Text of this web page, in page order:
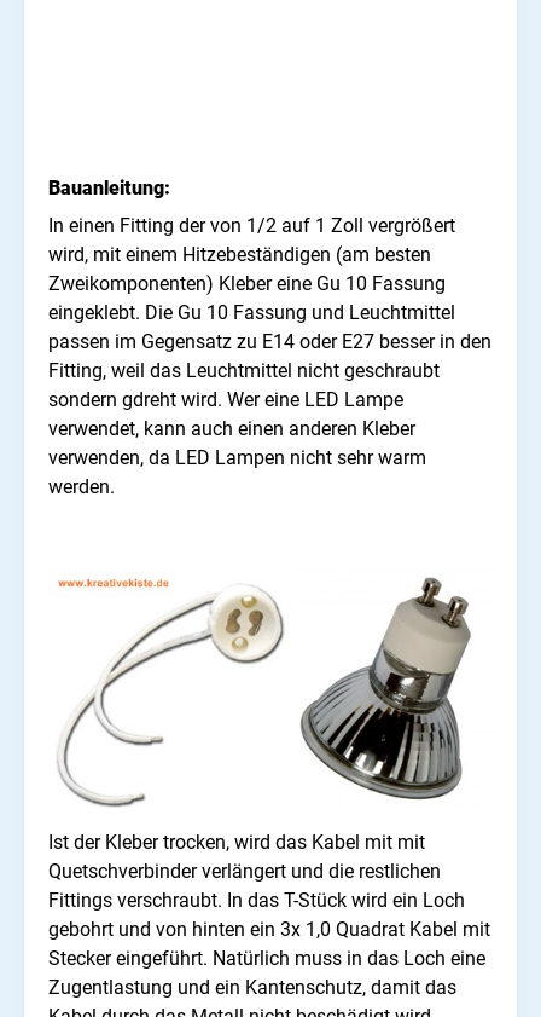
Bauanleitung:
In einen Fitting der von 1/2 auf 1 Zoll vergrößert
wird, mit einem Hitzebeständigen (am besten
Zweikomponenten) Kleber eine Gu 10 Fassung
eingeklebt. Die Gu 10 Fassung und Leuchtmittel
passen im Gegensatz zu E14 oder E27 besser in den
Fitting, weil das Leuchtmittel nicht geschraubt
sondern gdreht wird. Wer eine LED Lampe
verwendet, kann auch einen anderen Kleber
verwenden, da LED Lampen nicht sehr warm
werden.
Ist der Kleber trocken, wird das Kabel mit mit
Quetschverbinder verlängert und die restlichen
Fittings verschraubt. In das T-Stück wird ein Loch
gebohrt und von hinten ein 3x 1,0 Quadrat Kabel mit
Stecker eingeführt. Natürlich muss in das Loch eine
Zugentlastung und ein Kantenschutz, damit das